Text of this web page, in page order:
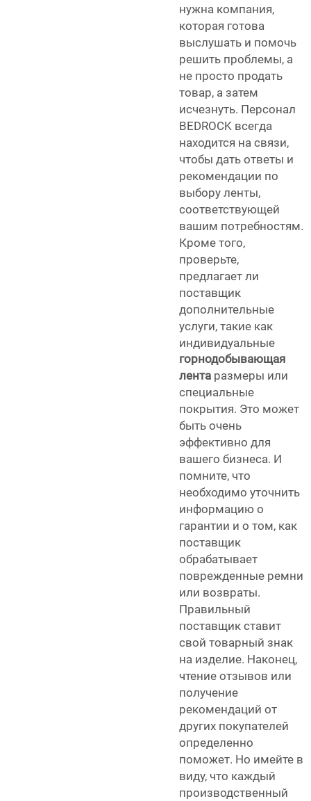
нужна компания,
которая готова
выслушать и помочь
решить проблемы, а
не просто продать
товар, а затем
исчезнуть. Персонал
BEDROCK всегда
находится на связи,
чтобы дать ответы и
рекомендации по
выбору ленты,
соответствующей
вашим потребностям.
Кроме того,
проверьте,
предлагает ли
поставщик
дополнительные
услуги, такие как
индивидуальные
горнодобывающая
лента размеры или
специальные
покрытия. Это может
быть очень
эффективно для
вашего бизнеса. И
помните, что
необходимо уточнить
информацию о
гарантии и о том, как
поставщик
обрабатывает
поврежденные ремни
или возвраты.
Правильный
поставщик ставит
свой товарный знак
на изделие. Наконец,
чтение отзывов или
получение
рекомендаций от
других покупателей
определенно
поможет. Но имейте в
виду, что каждый
производственный